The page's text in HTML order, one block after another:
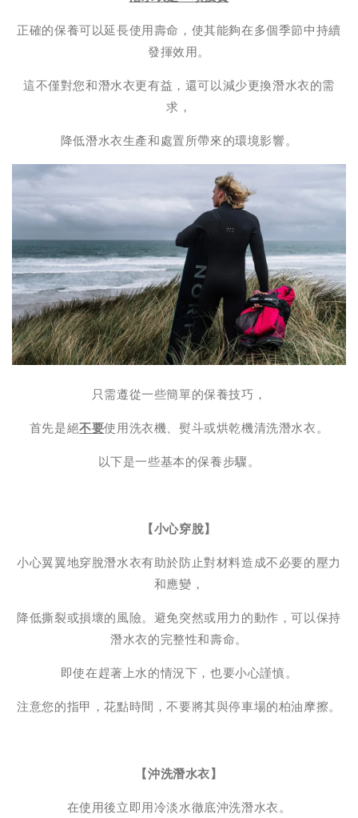
正確的保養可以延長使用壽命，使其能夠在多個季節中持續
發揮效用。
這不僅對您和潛水衣更有益，還可以減少更換潛水衣的需
求，
降低潛水衣生產和處置所帶來的環境影響。
只需遵從一些簡單的保養技巧，
首先是絕不要使用洗衣機、熨斗或烘乾機清洗潛水衣。
以下是一些基本的保養步驟。
【小心穿脫】
小心翼翼地穿脫潛水衣有助於防止對材料造成不必要的壓力
和應變，
降低撕裂或損壞的風險。避免突然或用力的動作，可以保持
潛水衣的完整性和壽命。
即使在趕著上水的情況下，也要小心謹慎。
注意您的指甲，花點時間，不要將其與停車場的柏油摩擦。
【沖洗潛水衣】
在使用後立即用冷淡水徹底沖洗潛水衣。